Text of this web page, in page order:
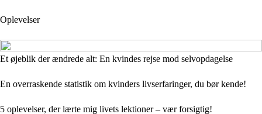
Oplevelser
Et øjeblik der ændrede alt: En kvindes rejse mod selvopdagelse
En overraskende statistik om kvinders livserfaringer, du bør kende!
5 oplevelser, der lærte mig livets lektioner – vær forsigtig!